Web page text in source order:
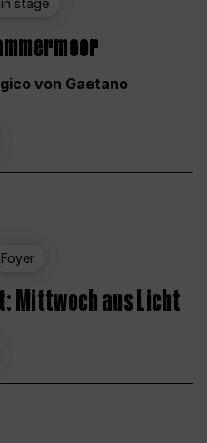
stage
von Gaetano
Foyer
Mittwoch aus Licht